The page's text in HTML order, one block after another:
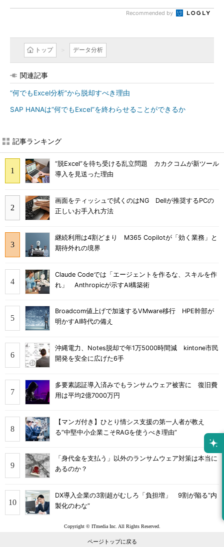
Recommended by
トップ データ分析
関連記事
“何でもExcel分析”から脱却すべき理由
SAP HANAは“何でもExcel”を終わらせることができるか
記事ランキング
“脱Excel”を待ち受ける乱立問題 カカクコムが新ツール
導入を見送った理由
画面をティッシュで拭くのはNG Dellが推奨するPCの
正しいお手入れ方法
継続利用は4割どまり M365 Copilotが「効く業務」と
期待外れの境界
Claude Codeでは「エージェントを作るな、スキルを作
れ」 Anthropicが示すAI構築術
Broadcom値上げで加速するVMware移行 HPE幹部が
明かすAI時代の備え
沖縄電力、Notes脱却で年1万5000時間減 kintone市民
開発を安全に広げた6手
多要素認証導入済みでもランサムウェア被害に 復旧費
用は平均2億7000万円
【マンガ付き】ひとり情シス支援の第一人者が教え
る”中堅中小企業こそRAGを使うべき理由”
「身代金を支払う」以外のランサムウェア対策は本当に
あるのか？
DX導入企業の3割超がむしろ「負担増」 9割が陥る“内
製化のわな”
Copyright © ITmedia Inc. All Rights Reserved.
ページトップに戻る